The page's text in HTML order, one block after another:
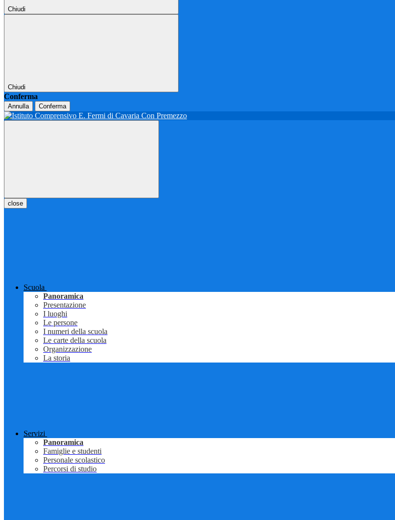
Chiudi
Chiudi
Conferma
Annulla Conferma
close
Scuola
Panoramica
Presentazione
I luoghi
Le persone
I numeri della scuola
Le carte della scuola
Organizzazione
La storia
Servizi
Panoramica
Famiglie e studenti
Personale scolastico
Percorsi di studio